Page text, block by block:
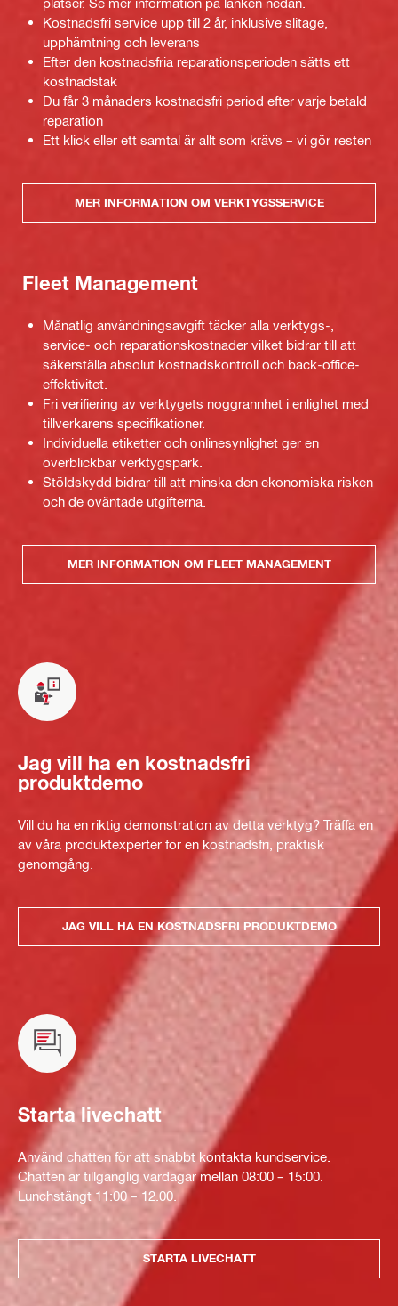
Kostnadsfri service upp till 2 år, inklusive slitage,
upphämtning och leverans
Efter den kostnadsfria reparationsperioden sätts ett
kostnadstak
Du får 3 månaders kostnadsfri period efter varje betald
reparation
Ett klick eller ett samtal är allt som krävs – vi gör resten
MER INFORMATION OM VERKTYGSSERVICE
Fleet Management
Månatlig användningsavgift täcker alla verktygs-,
service- och reparationskostnader vilket bidrar till att
säkerställa absolut kostnadskontroll och back-office-
effektivitet.
Fri verifiering av verktygets noggrannhet i enlighet med
tillverkarens specifikationer.
Individuella etiketter och onlinesynlighet ger en
överblickbar verktygspark.
Stöldskydd bidrar till att minska den ekonomiska risken
och de oväntade utgifterna.
MER INFORMATION OM FLEET MANAGEMENT
Jag vill ha en kostnadsfri
produktdemo
Vill du ha en riktig demonstration av detta verktyg? Träffa en
av våra produktexperter för en kostnadsfri, praktisk
genomgång.
JAG VILL HA EN KOSTNADSFRI PRODUKTDEMO
Starta livechatt
Använd chatten för att snabbt kontakta kundservice.
Chatten är tillgänglig vardagar mellan 08:00 – 15:00.
Lunchstängt 11:00 – 12.00.
STARTA LIVECHATT